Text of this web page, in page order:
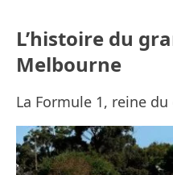
L’histoire du
Melbourne
La Formule 1, reine